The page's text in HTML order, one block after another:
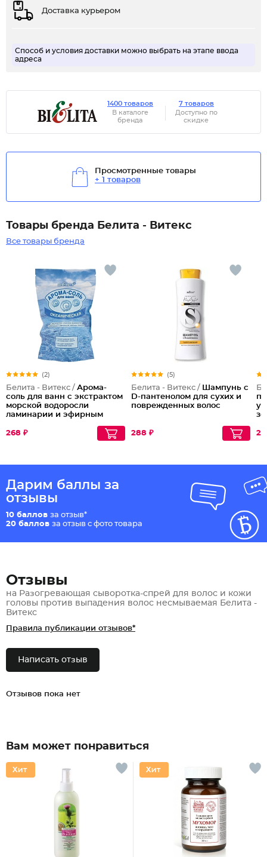
Доставка курьером
Способ и условия доставки можно выбрать на этапе ввода
адреса
1400 товаров
В каталоге
бренда
7 товаров
Доступно по
скидке
Просмотренные товары
+ 1 товаров
Товары бренда Белита - Витекс
Все товары бренда
(2)
Белита - Витекс / Арома-
соль для ванн с экстрактом
морской водоросли
ламинарии и эфирным
Океаническая
268 ₽
(5)
Белита - Витекс / Шампунь с
D-пантенолом для сухих и
поврежденных волос
288 ₽
Дарим баллы за
отзывы
10 баллов за отзыв*
20 баллов за отзыв с фото товара
Отзывы
на Разогревающая сыворотка-спрей для волос и кожи
головы против выпадения волос несмываемая Белита -
Витекс
Правила публикации отзывов*
Написать отзыв
Отзывов пока нет
Вам может понравиться